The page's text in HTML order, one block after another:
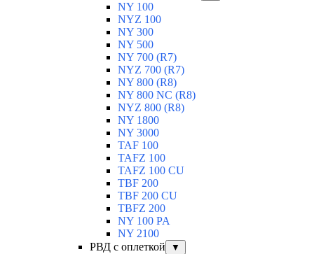
NY 100
NYZ 100
NY 300
NY 500
NY 700 (R7)
NYZ 700 (R7)
NY 800 (R8)
NY 800 NC (R8)
NYZ 800 (R8)
NY 1800
NY 3000
TAF 100
TAFZ 100
TAFZ 100 CU
TBF 200
TBF 200 CU
TBFZ 200
NY 100 PA
NY 2100
РВД с оплеткой
▼